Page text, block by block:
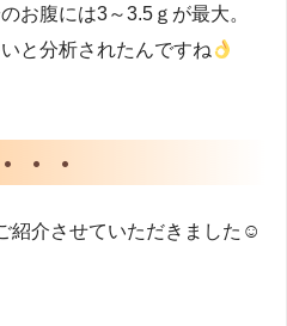
お腹には3～3.5ｇが最大。
と分析されたんですね
・・
紹介させていただきました☺